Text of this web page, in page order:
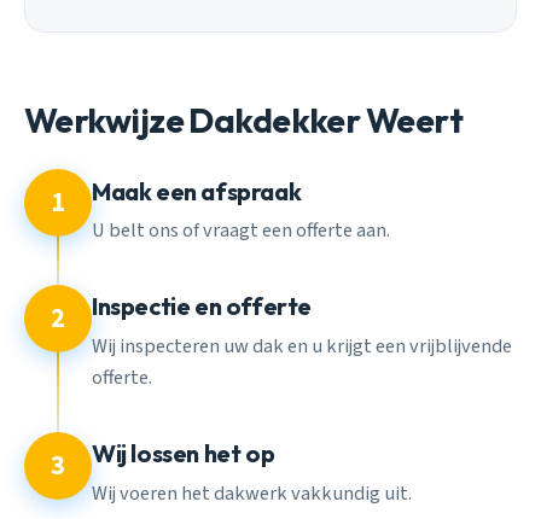
Werkwijze Dakdekker Weert
1 Maak een afspraak
U belt ons of vraagt een offerte aan.
2 Inspectie en offerte
Wij inspecteren uw dak en u krijgt een vrijblijvende
offerte.
3 Wij lossen het op
Wij voeren het dakwerk vakkundig uit.